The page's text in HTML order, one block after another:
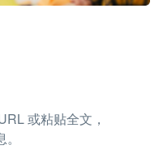
或粘贴全文，